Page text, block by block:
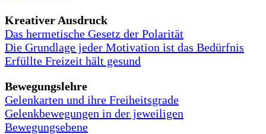
Kreativer Ausdruck
Das hermetische Gesetz der Polarität
Die Grundlage jeder Motivation ist das Bedürfnis
Erfüllte Freizeit hält gesund
Bewegungslehre
Gelenkarten und ihre Freiheitsgrade
Gelenkbewegungen in der jeweiligen
Bewegungsebene